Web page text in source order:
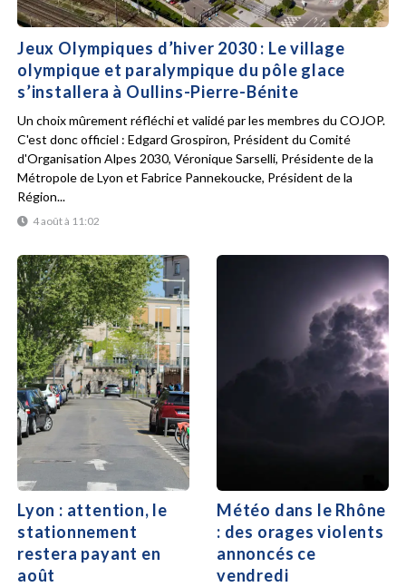
Jeux Olympiques d’hiver 2030 : Le village
olympique et paralympique du pôle glace
s’installera à Oullins-Pierre-Bénite
4 août à 11:02
Un choix mûrement réfléchi et validé par les membres du COJOP.
C'est donc officiel : Edgard Grospiron, Président du Comité
d'Organisation Alpes 2030, Véronique Sarselli, Présidente de la
Métropole de Lyon et Fabrice Pannekoucke, Président de la
Région...
Lyon : attention, le
stationnement
restera payant en
août
Météo dans le Rhône
: des orages violents
annoncés ce
vendredi